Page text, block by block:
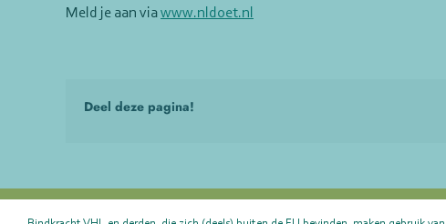
Meld je aan viawww.nldoet.nl
Deel deze pagina!